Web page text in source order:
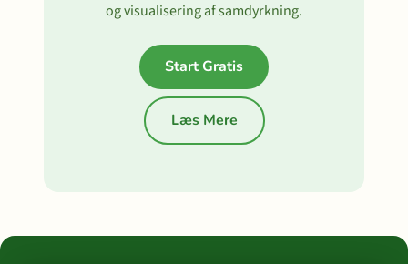
og visualisering af samdyrkning.
Start Gratis
Læs Mere